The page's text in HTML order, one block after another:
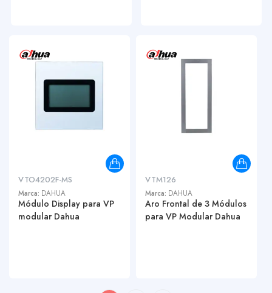
VTO4202F-MS
Marca: DAHUA
Módulo Display para VP
modular Dahua
VTM126
Marca: DAHUA
Aro Frontal de 3 Módulos
para VP Modular Dahua